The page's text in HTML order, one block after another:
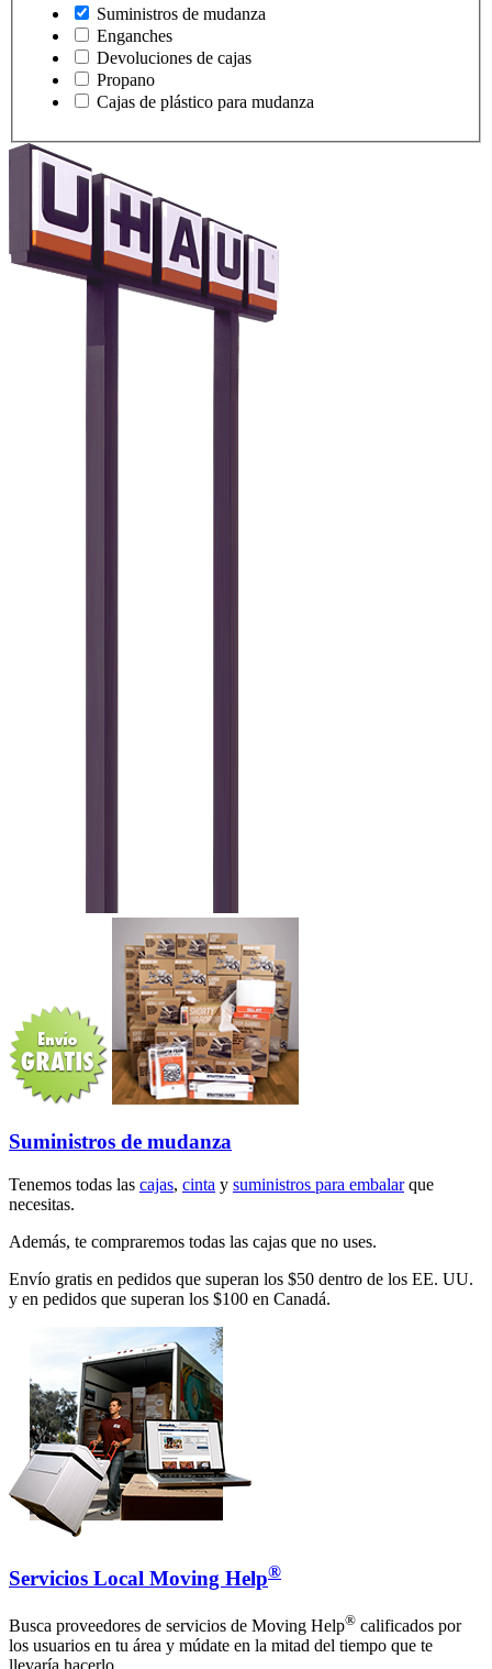
Suministros de mudanza
Enganches
Devoluciones de cajas
Propano
Cajas de plástico para mudanza
Suministros de mudanza
Tenemos todas las cajas, cinta y suministros para embalarque
necesitas.
Además, te compraremos todas las cajas que no uses.
Envío gratis en pedidos que superan los $50 dentro de los EE. UU.
y en pedidos que superan los $100 en Canadá.
Servicios Local Moving Help®
Busca proveedores de servicios de Moving Help® calificados por
los usuarios en tu área y múdate en la mitad del tiempo que te
llevaría hacerlo.